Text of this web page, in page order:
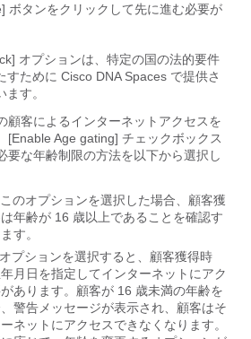
ボタンをクリックして先に進む必要が
オプションは、特定の国の法的要件
すために Cisco DNA Spaces で提供さ
ます。
顧客によるインターネットアクセスを
[Enable Age gating] チェックボックス
要な年齢制限の方法を以下から選択し
のオプションを選択した場合、顧客獲
年齢が 16 歳以上であることを確認す
す。
プションを選択すると、顧客獲得時
月日を指定してインターネットにアク
あります。 顧客が 16 歳未満の年齢を
警告メッセージが表示され、顧客はそ
ネットにアクセスできなくなります。